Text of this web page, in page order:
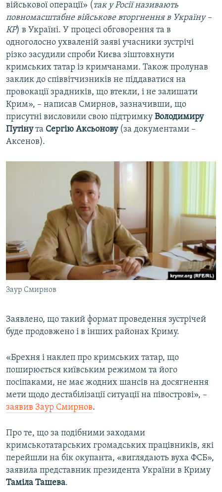
військової операції» ( так у Росії називають
повномасштабне військове вторгнення в Україну –
КР) в Україні. У процесі обговорення та в
одноголосно ухваленій заяві учасники зустрічі
різко засудили спроби Києва зіштовхнути
кримських татар із кримчанами. Також пролунав
заклик до співвітчизників не піддаватися на
провокації зрадників, що втекли, і не залишати
Крим», – написав Смирнов, зазначивши, що
присутні висловили свою підтримку Володимиру
Путінута Сергію Аксьонову(за документами –
Аксенов).
Заур Смирнов
Заявлено, що такий формат проведення зустрічей
буде продовжено і в інших районах Криму.
«Брехня і наклеп про кримських татар, що
поширюється київським режимом та його
посіпаками, не має жодних шансів на досягнення
мети щодо дестабілізації ситуації на півострові», –
заявив Заур Смирнов.
Про те, що за подібними заходами
кримськотатарських громадських працівників, які
перейшли на бік окупанта, «виглядають вуха ФСБ»,
заявила представник президента України в Криму
Таміла Ташева.